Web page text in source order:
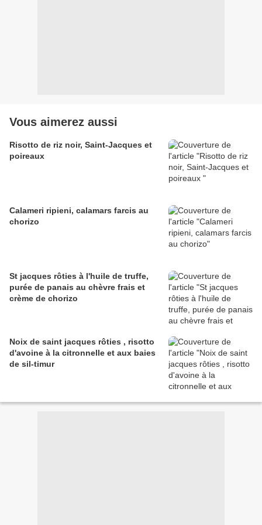
Vous aimerez aussi
Risotto de riz noir, Saint-Jacques et
poireaux
Calameri ripieni, calamars farcis au
chorizo
St jacques rôties à l'huile de truffe,
purée de panais au chèvre frais et
crème de chorizo
Noix de saint jacques rôties , risotto
d'avoine à la citronnelle et aux baies
de sil-timur